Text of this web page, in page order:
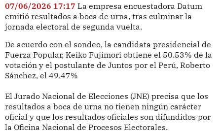
07/06/2026 17:17 La empresa encuestadora Datum
emitió resultados a boca de urna, tras culminar la
jornada electoral de segunda vuelta.
De acuerdo con el sondeo, la candidata presidencial de
Fuerza Popular, Keiko Fujimori obtiene el 50.53% de la
votación y el postulante de Juntos por el Perú, Roberto
Sánchez, el 49.47%
El Jurado Nacional de Elecciones (JNE) precisa que los
resultados a boca de urna no tienen ningún carácter
oficial y que los resultados oficiales son difundidos por
la Oficina Nacional de Procesos Electorales.